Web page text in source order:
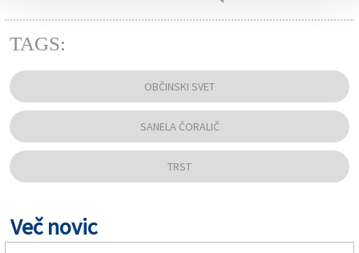
TAGS:
OBČINSKI SVET
SANELA ČORALIČ
TRST
Več novic